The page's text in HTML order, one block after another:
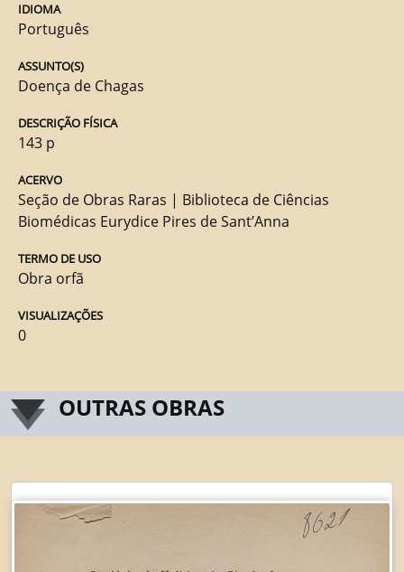
IDIOMA
Português
ASSUNTO(S)
Doença de Chagas
DESCRIÇÃO FÍSICA
143 p
ACERVO
Seção de Obras Raras | Biblioteca de Ciências
Biomédicas Eurydice Pires de Sant’Anna
TERMO DE USO
Obra orfã
VISUALIZAÇÕES
0
OUTRAS OBRAS